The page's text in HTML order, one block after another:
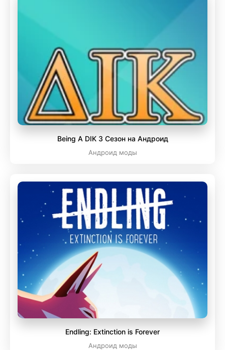
Being A DIK 3 Сезон на Андроид
Андроид моды
Endling: Extinction is Forever
Андроид моды